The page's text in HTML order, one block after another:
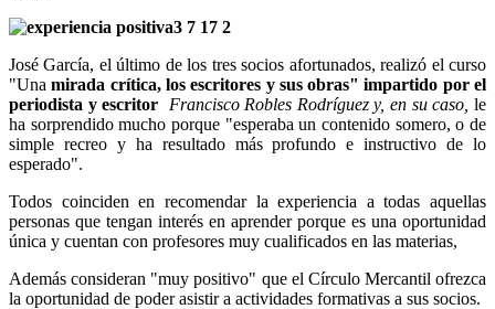
José García, el último de los tres socios afortunados, realizó el curso
"Una mirada crítica, los escritores y sus obras" impartido por el
periodista y escritor Francisco Robles Rodríguezy, en su caso, le
ha sorprendido mucho porque "esperaba un contenido somero, o de
simple recreo y ha resultado más profundo e instructivo de lo
esperado".
Todos coinciden en recomendar la experiencia a todas aquellas
personas que tengan interés en aprender porque es una oportunidad
única y cuentan con profesores muy cualificados en las materias,
Además consideran "muy positivo" que el Círculo Mercantil ofrezca
la oportunidad de poder asistir a actividades formativas a sus socios.